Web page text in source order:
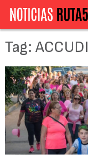
Tag: ACCUDI